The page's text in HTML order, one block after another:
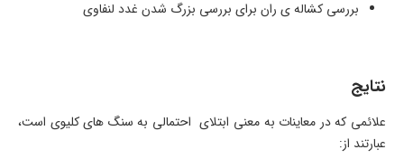
بررسی کشاله ی ران برای بررسی بزرگ شدن غدد لنفاوی
نتایج
علائمی که در معاینات به معنی ابتلای احتمالی به سنگ های کلیوی است،
عبارتند از: